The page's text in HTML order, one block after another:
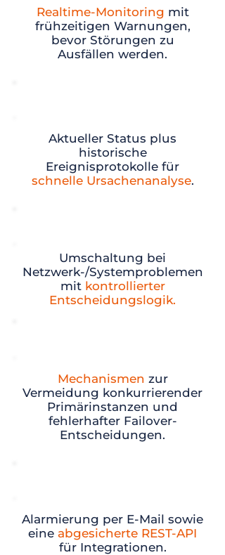
Realtime-Monitoring mit
frühzeitigen Warnungen,
bevor Störungen zu
Ausfällen werden.
Aktueller Status plus
historische
Ereignisprotokolle für
schnelle Ursachenanalyse.
Umschaltung bei
Netzwerk-/Systemproblemen
mit kontrollierter
Entscheidungslogik.
Mechanismen zur
Vermeidung konkurrierender
Primärinstanzen und
fehlerhafter Failover-
Entscheidungen.
Alarmierung per E-Mail sowie
eine abgesicherte REST-API
für Integrationen.